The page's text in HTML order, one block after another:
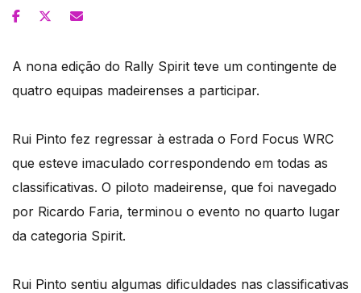
A nona edição do Rally Spirit teve um contingente de
quatro equipas madeirenses a participar.
Rui Pinto fez regressar à estrada o Ford Focus WRC
que esteve imaculado correspondendo em todas as
classificativas. O piloto madeirense, que foi navegado
por Ricardo Faria, terminou o evento no quarto lugar
da categoria Spirit.
Rui Pinto sentiu algumas dificuldades nas classificativas